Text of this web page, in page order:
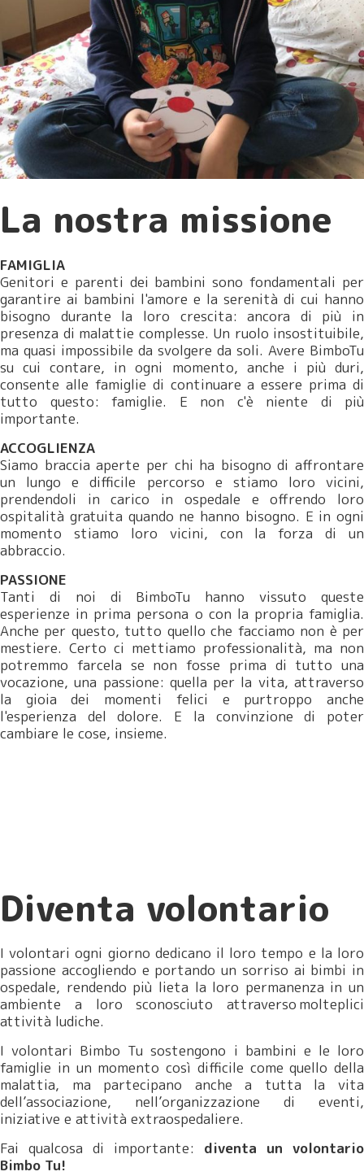
La nostra missione
FAMIGLIA
Genitori e parenti dei bambini sono fondamentali per
garantire ai bambini l'amore e la serenità di cui hanno
bisogno durante la loro crescita: ancora di più in
presenza di malattie complesse. Un ruolo insostituibile,
ma quasi impossibile da svolgere da soli. Avere BimboTu
su cui contare, in ogni momento, anche i più duri,
consente alle famiglie di continuare a essere prima di
tutto questo: famiglie. E non c'è niente di più
importante.
ACCOGLIENZA
Siamo braccia aperte per chi ha bisogno di affrontare
un lungo e difficile percorso e stiamo loro vicini,
prendendoli in carico in ospedale e offrendo loro
ospitalità gratuita quando ne hanno bisogno. E in ogni
momento stiamo loro vicini, con la forza di un
abbraccio.
PASSIONE
Tanti di noi di BimboTu hanno vissuto queste
esperienze in prima persona o con la propria famiglia.
Anche per questo, tutto quello che facciamo non è per
mestiere. Certo ci mettiamo professionalità, ma non
potremmo farcela se non fosse prima di tutto una
vocazione, una passione: quella per la vita, attraverso
la gioia dei momenti felici e purtroppo anche
l'esperienza del dolore. E la convinzione di poter
cambiare le cose, insieme.
Diventa volontario
I volontari ogni giorno dedicano il loro tempo e la loro
passione accogliendo e portando un sorriso ai bimbi in
ospedale, rendendo più lieta la loro permanenza in un
ambiente a loro sconosciuto attraverso molteplici
attività ludiche.
I volontari Bimbo Tu sostengono i bambini e le loro
famiglie in un momento così difficile come quello della
malattia, ma partecipano anche a tutta la vita
dell’associazione, nell’organizzazione di eventi,
iniziative e attività extraospedaliere.
Fai qualcosa di importante: diventa un volontario
Bimbo Tu!